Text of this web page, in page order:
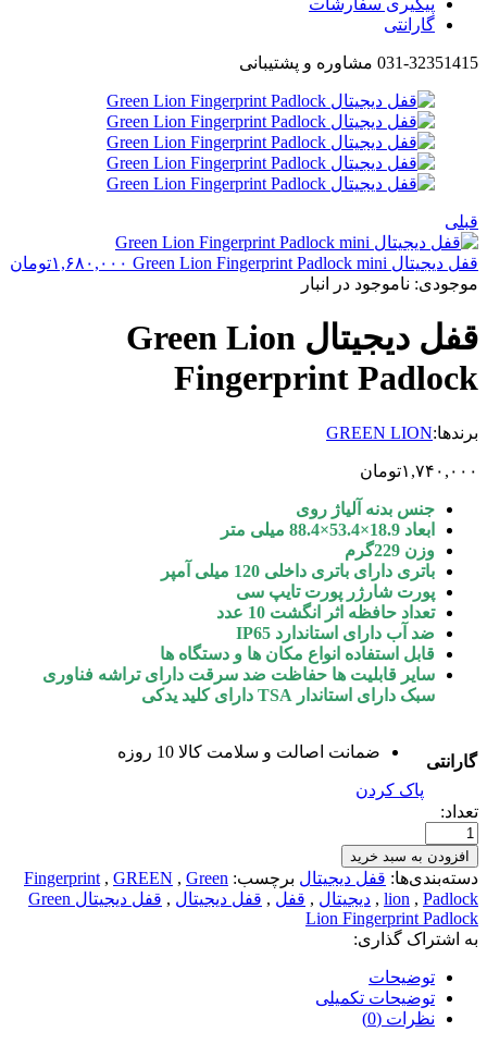
پیگیری سفارشات
گارانتی
031-32351415 مشاوره و پشتیبانی
قبلی
قفل دیجیتال Green Lion Fingerprint Padlock mini ۱,۶۸۰,۰۰۰تومان
موجودی: ناموجود در انبار
قفل دیجیتال Green Lion
Fingerprint Padlock
برندها:GREEN LION
۱,۷۴۰,۰۰۰تومان
جنس بدنه آلیاژ روی
ابعاد 18.9×53.4×88.4 میلی متر
وزن 229گرم
باتری دارای باتری داخلی 120 میلی آمپر
پورت شارژر پورت تایپ سی
تعداد حافظه اثر انگشت 10 عدد
ضد آب دارای استاندارد IP65
قابل استفاده انواع مکان ها و دستگاه ها
سایر قابلیت ها حفاظت ضد سرقت دارای تراشه فناوری
سبک دارای استاندار TSA دارای کلید یدکی
گارانتی
ضمانت اصالت و سلامت کالا 10 روزه
پاک کردن
تعداد:
افزودن به سبد خرید
دسته‌بندی‌ها: قفل دیجیتال برچسب: Fingerprint , GREEN , Green
lion , Padlock
, دیجیتال , قفل , قفل دیجیتال ,
قفل دیجیتال Green
Lion Fingerprint Padlock
به اشتراک گذاری:
توضیحات
توضیحات تکمیلی
نظرات (0)